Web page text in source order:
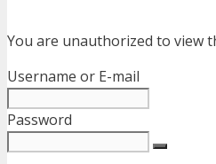
You are unauthorized to view
Username or E-mail
Password